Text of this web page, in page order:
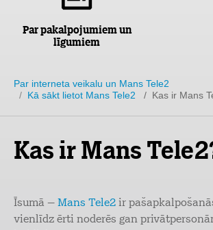
Par pakalpojumiem un
līgumiem
Par interneta veikalu un Mans Tele2
/ Kā sākt lietot Mans Tele2 / Kas ir Mans
Kas ir Mans
Īsumā – Mans Tele2 ir
vienlīdz ērti noderēs gan